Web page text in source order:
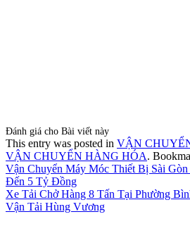
Đánh giá cho Bài viết này
This entry was posted in VẬN
VẬN CHUYỂN HÀNG HÓA.
Vận Chuyển Máy Móc Thiết Bị Sài
Đến 5 Tỷ Đồng
Xe Tải Chở Hàng 8 Tấn Tại Phường
Vận Tải Hùng Vương